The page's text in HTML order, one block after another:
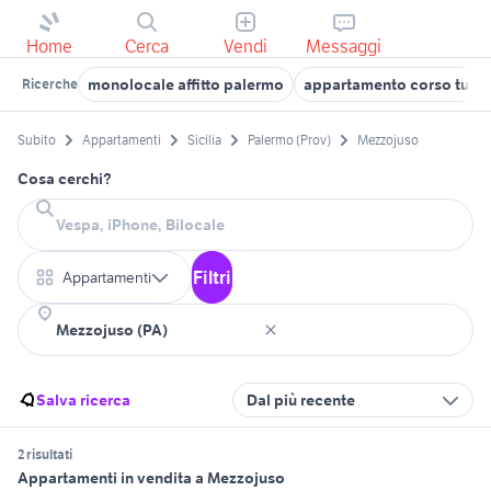
Home Cerca Vendi Messaggi
Ricerche monolocale affitto palermo appartamento corso
Subito Appartamenti Sicilia Palermo (Prov) Mezzojuso
Cosa cerchi?
Appartamenti Filtri
Salva ricerca Dal più recente
2 risultati
Appartamenti in vendita a Mezzojuso